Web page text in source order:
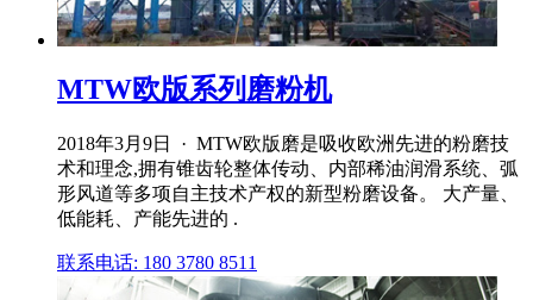
MTW欧版系列磨粉机
2018年3月9日 · MTW欧版磨是吸收欧洲先进的粉磨技
术和理念,拥有锥齿轮整体传动、内部稀油润滑系统、弧
形风道等多项自主技术产权的新型粉磨设备。 大产量、
低能耗、产能先进的 .
联系电话: 180 3780 8511